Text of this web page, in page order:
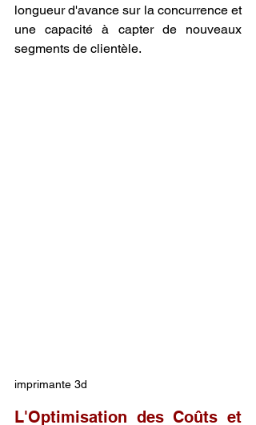
longueur d'avance sur la concurrence et
une capacité à capter de nouveaux
segments de clientèle.
imprimante 3d
L'Optimisation des Coûts et